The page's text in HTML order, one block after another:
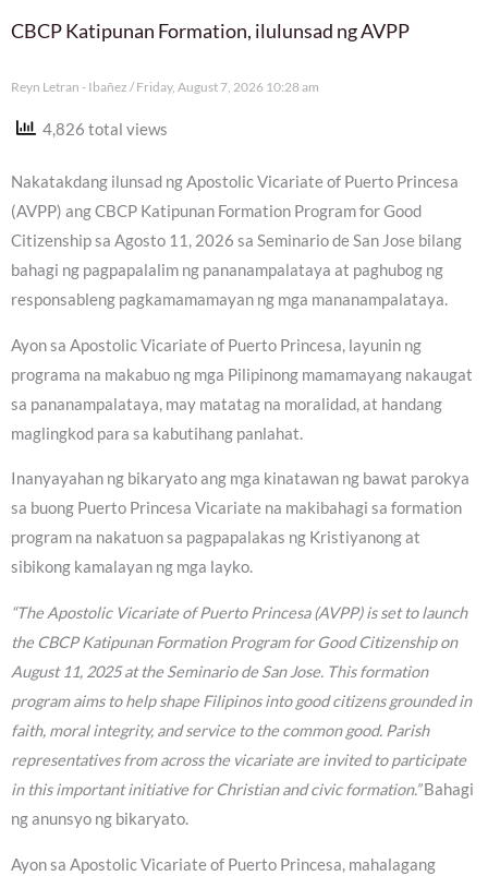
CBCP Katipunan Formation, ilulunsad ng AVPP
Reyn Letran - Ibañez Friday, August 7, 2026 10:28 am
4,826 total views
Nakatakdang ilunsad ng Apostolic Vicariate of Puerto Princesa
(AVPP) ang CBCP Katipunan Formation Program for Good
Citizenship sa Agosto 11, 2026 sa Seminario de San Jose bilang
bahagi ng pagpapalalim ng pananampalataya at paghubog ng
responsableng pagkamamamayan ng mga mananampalataya.
Ayon sa Apostolic Vicariate of Puerto Princesa, layunin ng
programa na makabuo ng mga Pilipinong mamamayang nakaugat
sa pananampalataya, may matatag na moralidad, at handang
maglingkod para sa kabutihang panlahat.
Inanyayahan ng bikaryato ang mga kinatawan ng bawat parokya
sa buong Puerto Princesa Vicariate na makibahagi sa formation
program na nakatuon sa pagpapalakas ng Kristiyanong at
sibikong kamalayan ng mga layko.
“The Apostolic Vicariate of Puerto Princesa (AVPP) is set to launch
the CBCP Katipunan Formation Program for Good Citizenship on
August 11, 2025 at the Seminario de San Jose. This formation
program aims to help shape Filipinos into good citizens grounded in
faith, moral integrity, and service to the common good. Parish
representatives from across the vicariate are invited to participate
in this important initiative for Christian and civic formation.”Bahagi
ng anunsyo ng bikaryato.
Ayon sa Apostolic Vicariate of Puerto Princesa, mahalagang